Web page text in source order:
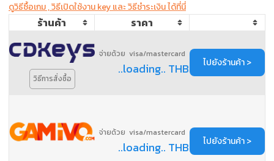
ดูวิธีซื้อเกม , วิธีเปิดใช้งาน key และ วิธีชำระเงิน ได้ที่นี่
ร้านค้า ราคา
วิธีการสั่งซื้อ
จ่ายด้วย visa/mastercard
..loading.. THB ไปยังร้านค้า >
จ่ายด้วย visa/mastercard
..loading.. THB ไปยังร้านค้า >